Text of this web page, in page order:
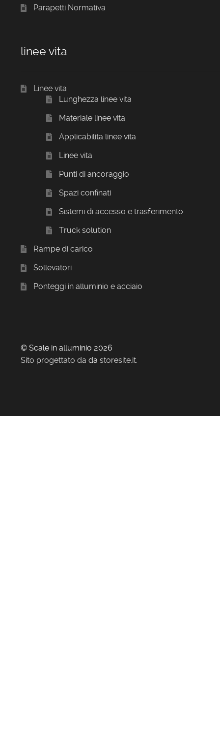
Parapetti Normativa
linee vita
Linee vita
Lunghezza linee vita
Materiale linee vita
Applicabilita linee vita
Linee vita
Punti di ancoraggio
Spazi confinati
Sistemi di accesso e trasferimento
Truck solution
Rampe di carico
Sollevatori
Ponteggi in alluminio e acciaio
© Scale in alluminio 2026
Sito progettato da da storesite.it.